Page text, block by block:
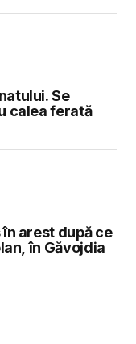
Se
calea ferată
arest după ce
în Găvojdia